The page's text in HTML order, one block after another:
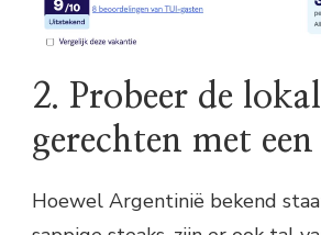
2. Probeer de
gerechten met
Hoewel Argentinië bekend